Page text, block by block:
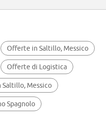
Offerte in Saltillo, Messico
Offerte di Logistica
Messico
Spagnolo